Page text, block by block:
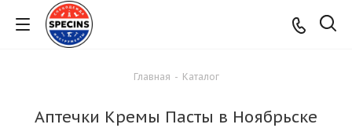
Главная - Каталог
Аптечки Кремы Пасты в Ноябрьске